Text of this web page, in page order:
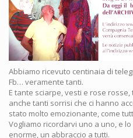
Abbiamo ricevuto centinaia di
Fb… veramente tanti.
E tante sciarpe, vesti e rose
anche tanti sorrisi che ci hanno
stato molto emozionante, come
Vogliamo ricordarvi uno a uno, e
enorme, un abbraccio a tutti.